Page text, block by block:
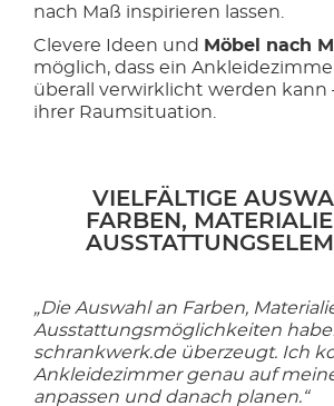
nach Maß inspirieren lassen.
Clevere Ideen und Möbel nach
möglich, dass ein
überall verwirklicht werden kann
ihrer Raumsituation.
VIELFÄLTIGE
FARBEN,
„Die Auswahl an Farben,
Ausstattungsmöglichkeiten
schrankwerk.de überzeugt. Ich
Ankleidezimmer genau auf
anpassen und danach planen.“